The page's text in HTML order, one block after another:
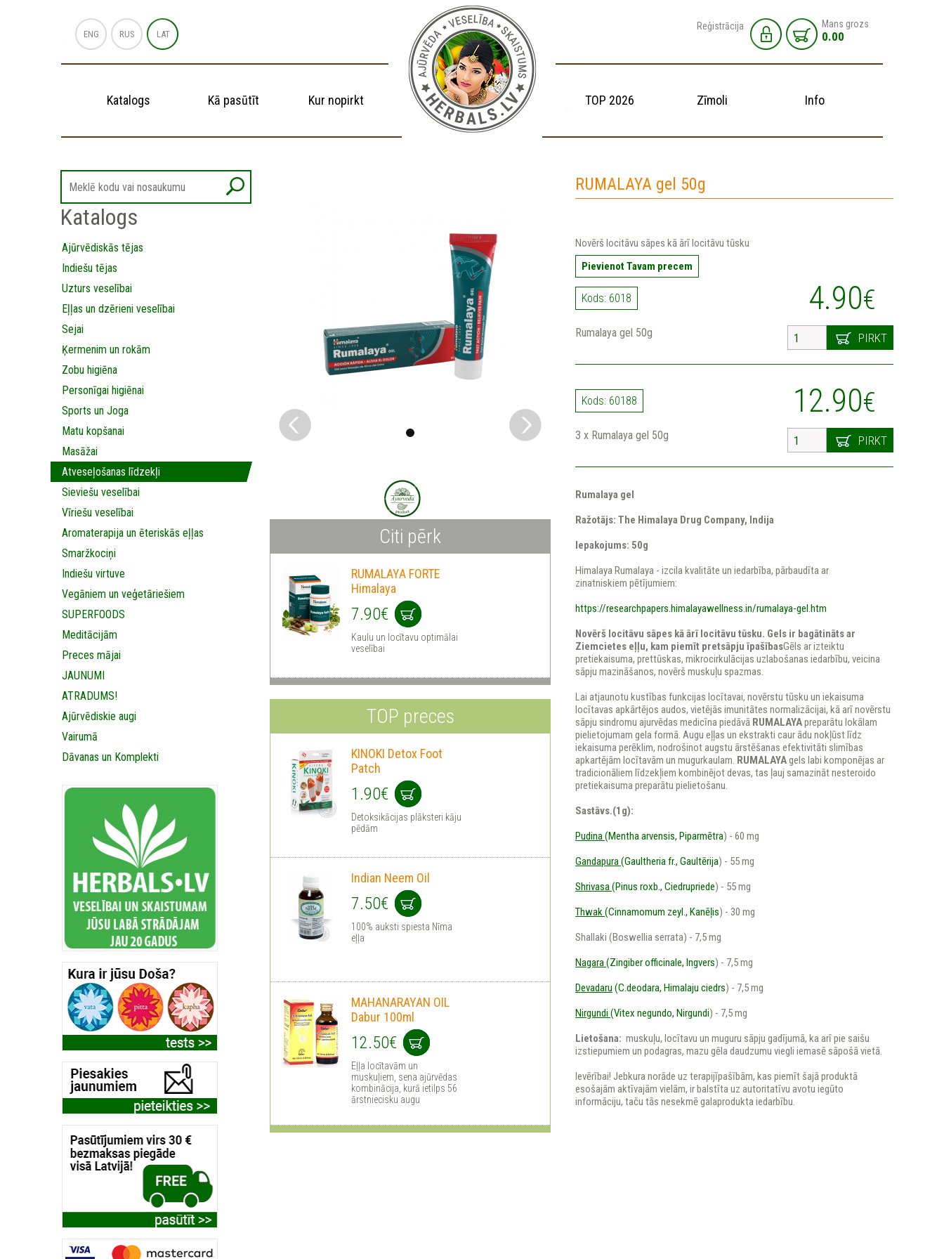
ENG RUS LAT
Reģistrācija Mans grozs
0.00
Katalogs Kā pasūtīt Kur nopirkt TOP 2026 Zīmoli Info
Katalogs
Ajūrvēdiskās tējas
Indiešu tējas
Uzturs veselībai
Eļļas un dzērieni veselībai
Sejai
Ķermenim un rokām
Zobu higiēna
Personīgai higiēnai
Sports un Joga
Matu kopšanai
Masāžai
Аtveseļošanas līdzekļi
Sieviešu veselībai
Vīriešu veselībai
Aromaterapija un ēteriskās eļļas
Smaržkociņi
Indiešu virtuve
Vegāniem un veģetāriešiem
SUPERFOODS
Meditācijām
Preces mājai
JAUNUMI
ATRADUMS!
Ajūrvēdiskie augi
Vairumā
Dāvanas un Komplekti
RUMALAYA gel 50g
Novērš locitāvu sāpes kā ārī locitāvu tūsku
Pievienot Tavam precem
Kods: 6018 4.90€
PIRKT
Rumalaya gel 50g
Kods: 60188 12.90€
PIRKT
3 x Rumalaya gel 50g
Rumalaya gel
Ražotājs: The Himalaya Drug Company, Indija
Iepakojums: 50g
Himalaya Rumalaya - izcila kvalitāte un iedarbība, pārbaudīta ar
zinatniskiem pētījumiem:
https://researchpapers.himalayawellness.in/rumalaya-gel.htm
Novērš locitāvu sāpes kā ārī locitāvu tūsku. Gels ir bagātināts ar
Ziemcietes eļļu, kam piemīt pretsāpju īpašībasGēls ar izteiktu
pretiekaisuma, prettūskas, mikrocirkulācijas uzlabošanas iedarbību, veicina
sāpju mazināšanos, novērš muskuļu spazmas.
Lai atjaunotu kustības funkcijas locītavai, novērstu tūsku un iekaisuma
locītavas apkārtējos audos, vietējās imunitātes normalizācijai, kā arī novērstu
sāpju sindromu ajurvēdas medicīna piedāvā RUMALAYApreparātu lokālam
pielietojumam gela formā. Augu eļļas un ekstrakti caur ādu nokļūst līdz
iekaisuma perēklim, nodrošinot augstu ārstēšanas efektivitāti slimības
apkartējām locītavām un mugurkaulam. RUMALAYAgels labi komponējas ar
tradicionāliem līdzekļiem kombinējot devas, tas ļauj samazināt nesteroido
pretiekaisuma preparātu pielietošanu.
Sastāvs.(1g):
Pudina(Mentha arvensis, Piparmētra) - 60 mg
Gandapura(Gaultheria fr., Gaultērija) - 55 mg
Shrivasa(Pinus roxb., Ciedrupriede) - 55 mg
Thwak(Cinnamomum zeyl., Kanēļis) - 30 mg
Shallaki (Boswellia serrata) - 7,5 mg
Nagara(Zingiber officinale, Ingvers) - 7,5 mg
Devadaru (C.deodara, Himalaju ciedrs) - 7,5 mg
Nirgundi(Vitex negundo, Nirgundi) - 7,5 mg
Lietošana:muskuļu, locītavu un muguru sāpju gadījumā, ka arī pie saišu
izstiepumiem un podagras, mazu gēla daudzumu viegli iemasē sāpošā vietā.
Ievērībai! Jebkura norāde uz terapijīpašībām, kas piemīt šajā produktā
esošajām aktīvajām vielām, ir balstīta uz autoritatīvu avotu iegūto
informāciju, taču tās nesekmē galaprodukta iedarbību.
Citi pērk
RUMALAYA FORTE
Himalaya
7.90€
Kaulu un locītavu optimālai
veselībai
TOP preces
KINOKI Detox Foot
Patch
1.90€
Detoksikācijas plāksteri kāju
pēdām
Indian Neem Oil
7.50€
100% auksti spiesta Nīma
eļļa
MAHANARAYAN OIL
Dabur 100ml
12.50€
Eļļa locītavām un
muskuļiem, sena ajūrvēdas
kombinācija, kurā ietilps 56
ārstniecisku augu